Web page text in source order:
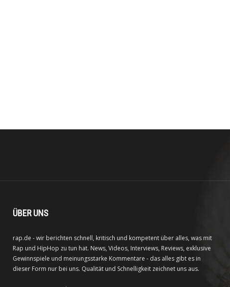
ÜBER UNS
rap.de - wir berichten schnell, kritisch und kompetent über alles, was mit
Rap und HipHop zu tun hat. News, Videos, Interviews, Reviews, exklusive
Gewinnspiele und meinungsstarke Kommentare - das alles gibt es in
dieser Form nur bei uns. Qualität und Schnelligkeit zeichnet uns aus.